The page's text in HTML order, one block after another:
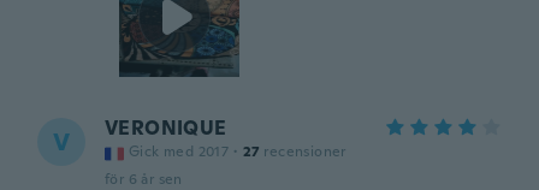
V VERONIQUE
Gick med 2017 · 27 recensioner
för 6 år sen